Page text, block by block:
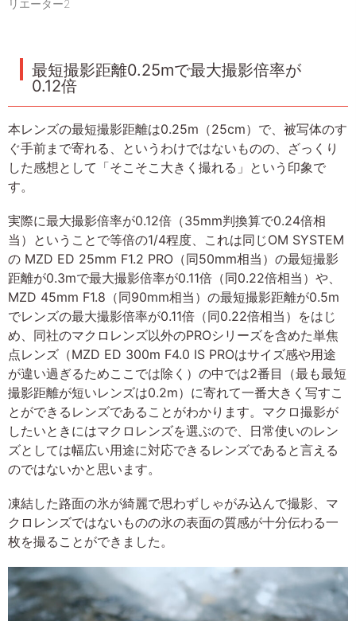
リエーター2
最短撮影距離0.25mで最大撮影倍率が
0.12倍
本レンズの最短撮影距離は0.25m（25cm）で、被写体のす
ぐ手前まで寄れる、というわけではないものの、ざっくり
した感想として「そこそこ大きく撮れる」という印象で
す。
実際に最大撮影倍率が0.12倍（35mm判換算で0.24倍相
当）ということで等倍の1/4程度、これは同じOM SYSTEM
の MZD ED 25mm F1.2 PRO（同50mm相当）の最短撮影
距離が0.3mで最大撮影倍率が0.11倍（同0.22倍相当）や、
MZD 45mm F1.8（同90mm相当）の最短撮影距離が0.5m
でレンズの最大撮影倍率が0.11倍（同0.22倍相当）をはじ
め、同社のマクロレンズ以外のPROシリーズを含めた単焦
点レンズ（MZD ED 300m F4.0 IS PROはサイズ感や用途
が違い過ぎるためここでは除く）の中では2番目（最も最短
撮影距離が短いレンズは0.2m）に寄れて一番大きく写すこ
とができるレンズであることがわかります。マクロ撮影が
したいときにはマクロレンズを選ぶので、日常使いのレン
ズとしては幅広い用途に対応できるレンズであると言える
のではないかと思います。
凍結した路面の氷が綺麗で思わずしゃがみ込んで撮影、マ
クロレンズではないものの氷の表面の質感が十分伝わる一
枚を撮ることができました。